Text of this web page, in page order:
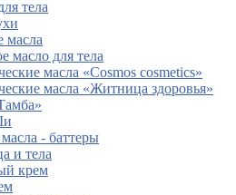
тела
масла
масло для тела
масла «Cosmos cosmetics»
масла «Житница здоровья»
- баттеры
и тела
крем